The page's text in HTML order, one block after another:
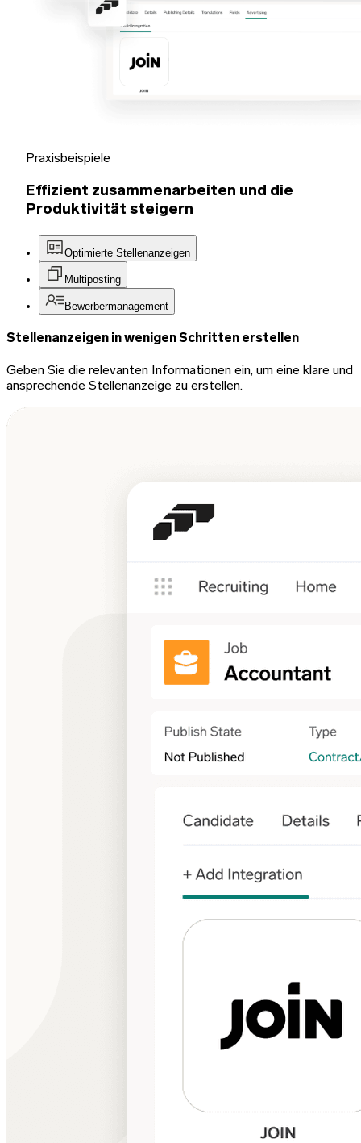
Praxisbeispiele
Effizient zusammenarbeiten und die
Produktivität steigern
Optimierte Stellenanzeigen
Multiposting
Bewerbermanagement
Stellenanzeigen in wenigen Schritten erstellen
Geben Sie die relevanten Informationen ein, um eine klare und
ansprechende Stellenanzeige zu erstellen.